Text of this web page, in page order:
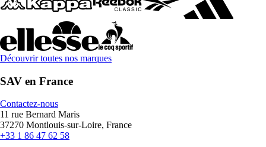
Découvrir toutes nos marques
SAV en France
Contactez-nous
11 rue Bernard Maris
37270 Montlouis-sur-Loire, France
+33 1 86 47 62 58